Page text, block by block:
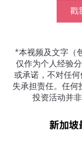
戳
*本视频及文字（
仅作为个人经验
或承诺，不对任何
失承担责任。任何
投资活动并